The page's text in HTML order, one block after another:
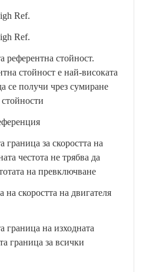
Ref.
Ref.
референтна стойност.
стойност е най-високата
се получи чрез сумиране
граница за скоростта на
честота не трябва да
на превключване
скоростта на двигателя
граница на изходната
граница за всички